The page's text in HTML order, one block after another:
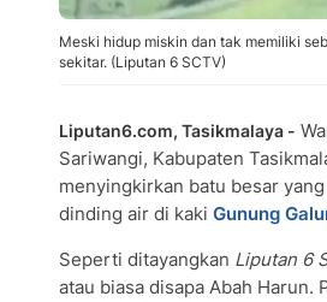
Meski hidup miskin dan tak memiliki
sekitar. (Liputan 6 SCTV)
Liputan6.com, Tasikmalaya -
Sariwangi, Kabupaten
menyingkirkan batu besar
dinding air di kaki Gunung
Seperti ditayangkan Liputan 6
atau biasa disapa Abah